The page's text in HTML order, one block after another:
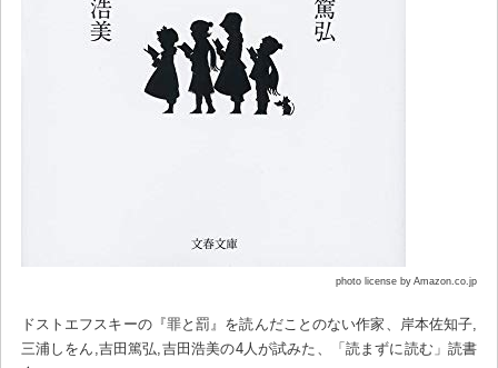
photo license by Amazon.co.jp
ドストエフスキーの『罪と罰』を読んだことのない作家、岸本佐知子,
三浦しをん,吉田篤弘,吉田浩美の4人が試みた、「読まずに読む」読書